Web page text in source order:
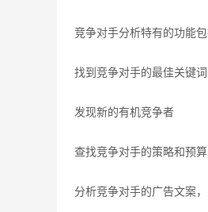
竞争对手分析特有的功能包
找到竞争对手的最佳关键词
发现新的有机竞争者
查找竞争对手的策略和预算
分析竞争对手的广告文案